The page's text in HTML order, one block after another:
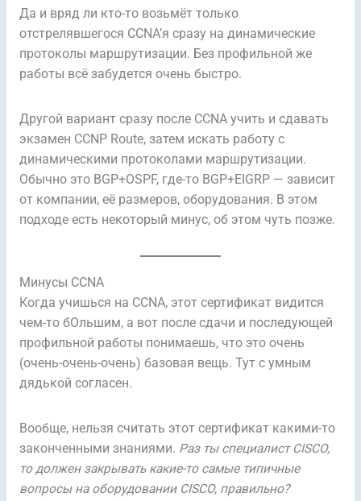
Да и вряд ли кто-то возьмёт только
отстрелявшегося CCNA’я сразу на динамические
протоколы маршрутизации. Без профильной же
работы всё забудется очень быстро.
Другой вариант сразу после CCNA учить и сдавать
экзамен CCNP Route, затем искать работу с
динамическими протоколами маршрутизации.
Обычно это BGP+OSPF, где-то BGP+EIGRP — зависит
от компании, её размеров, оборудования. В этом
подходе есть некоторый минус, об этом чуть позже.
Минусы CCNA
Когда учишься на CCNA, этот сертификат видится
чем-то бОльшим, а вот после сдачи и последующей
профильной работы понимаешь, что это очень
(очень-очень-очень) базовая вещь. Тут с умным
дядькой согласен.
Вообще, нельзя считать этот сертификат какими-то
законченными знаниями. Раз ты специалист CISCO,
то должен закрывать какие-то самые типичные
вопросы на оборудовании CISCO, правильно?